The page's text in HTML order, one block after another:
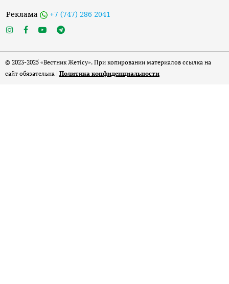
Реклама +7 (747) 286 2041
© 2023-2025 «Вестник Жетісу». При копировании материалов ссылка на
сайт обязательна | Политика конфиденциальности